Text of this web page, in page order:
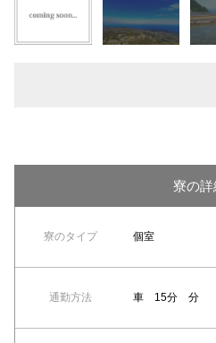
寮の詳
寮のタイプ 個室
通勤方法 車 15分 分